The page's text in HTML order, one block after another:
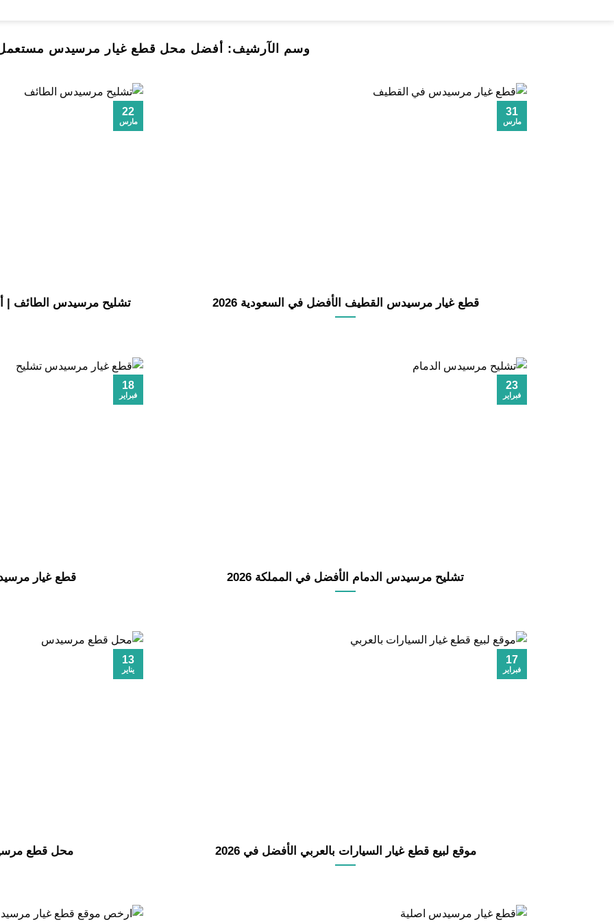
وسم الآرشيف: أفضل محل قطع غيار مرسيدس
قطع غيار مرسيدس القطيف الأفضل في السعودية 2026
31
مارس
تشليح مرسيدس الطائف |
22
مارس
تشليح مرسيدس الدمام الأفضل في المملكة 2026
23
فبراير
قطع غيار
18
فبراير
موقع لبيع قطع غيار السيارات بالعربي الأفضل في 2026
17
فبراير
محل قطع
13
يناير